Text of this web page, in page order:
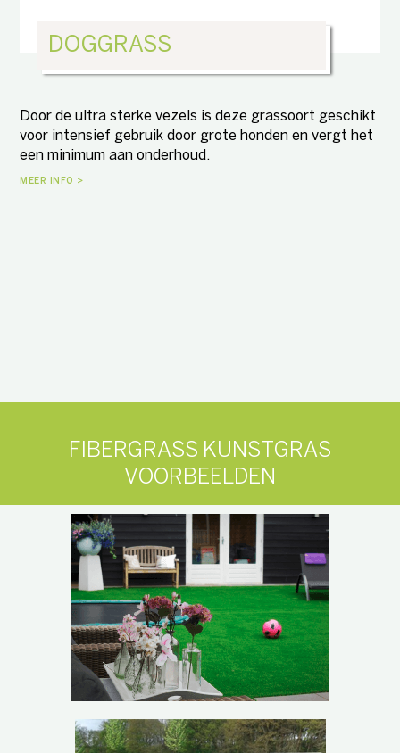
DOGGRASS
Door de ultra sterke vezels is deze grassoort geschikt
voor intensief gebruik door grote honden en vergt het
een minimum aan onderhoud.
MEER INFO >
FIBERGRASS KUNSTGRAS
VOORBEELDEN